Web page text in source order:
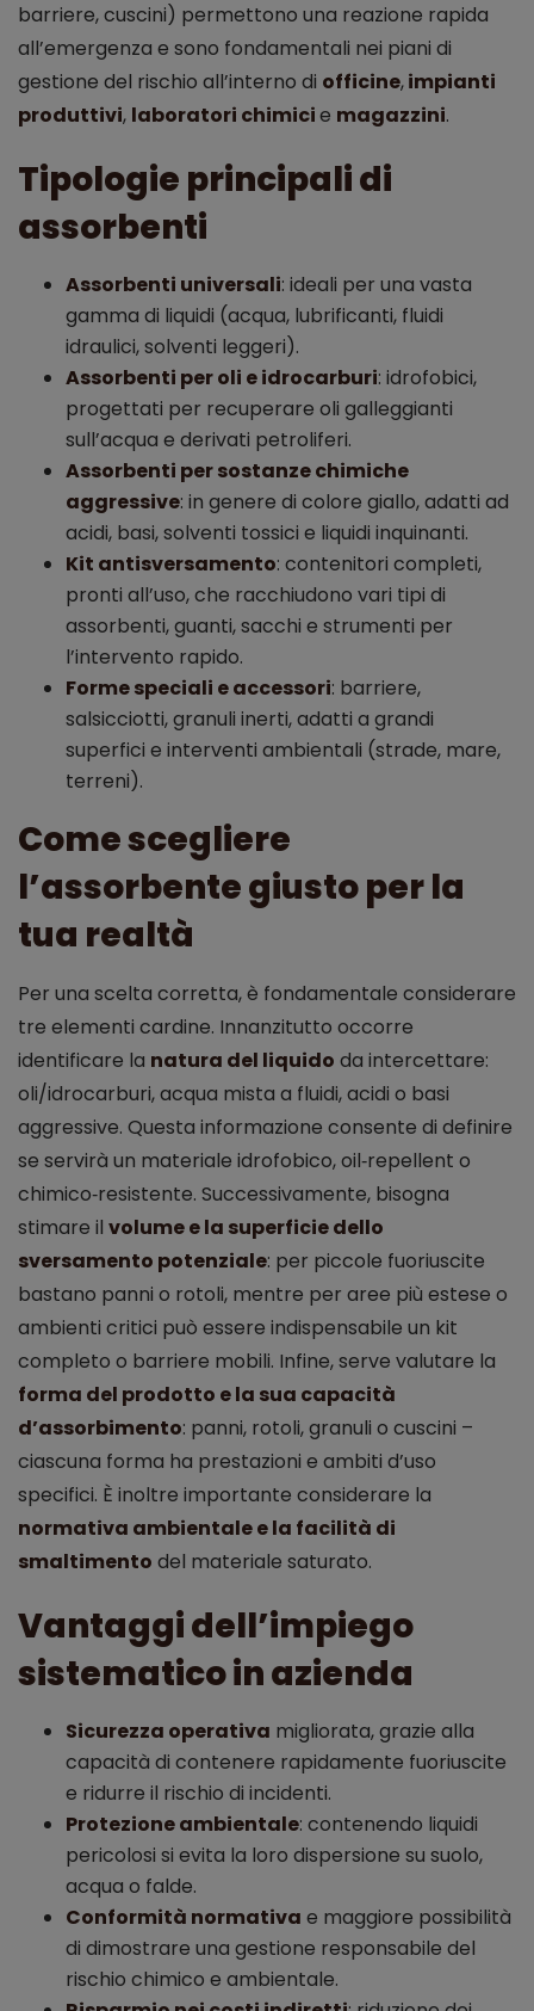
barriere, cuscini) permettono una reazione rapida
all’emergenza e sono fondamentali nei piani di
gestione del rischio all’interno di officine,impianti
produttivi, laboratori chimicie magazzini.
Tipologie principali di
assorbenti
Assorbenti universali: ideali per una vasta
gamma di liquidi (acqua, lubrificanti, fluidi
idraulici, solventi leggeri).
Assorbenti per oli e idrocarburi: idrofobici,
progettati per recuperare oli galleggianti
sull’acqua e derivati petroliferi.
Assorbenti per sostanze chimiche
aggressive: in genere di colore giallo, adatti ad
acidi, basi, solventi tossici e liquidi inquinanti.
Kit antisversamento: contenitori completi,
pronti all’uso, che racchiudono vari tipi di
assorbenti, guanti, sacchi e strumenti per
l’intervento rapido.
Forme speciali e accessori: barriere,
salsicciotti, granuli inerti, adatti a grandi
superfici e interventi ambientali (strade, mare,
terreni).
Come scegliere
l’assorbente giusto per la
tua realtà
Per una scelta corretta, è fondamentale considerare
tre elementi cardine. Innanzitutto occorre
identificare la natura del liquido da intercettare:
oli/idrocarburi, acqua mista a fluidi, acidi o basi
aggressive. Questa informazione consente di definire
se servirà un materiale idrofobico, oil‑repellent o
chimico‑resistente. Successivamente, bisogna
stimare il volume e la superficie dello
sversamento potenziale: per piccole fuoriuscite
bastano panni o rotoli, mentre per aree più estese o
ambienti critici può essere indispensabile un kit
completo o barriere mobili. Infine, serve valutare la
forma del prodotto e la sua capacità
d’assorbimento: panni, rotoli, granuli o cuscini –
ciascuna forma ha prestazioni e ambiti d’uso
specifici. È inoltre importante considerare la
normativa ambientale e la facilità di
smaltimento del materiale saturato.
Vantaggi dell’impiego
sistematico in azienda
Sicurezza operativa migliorata, grazie alla
capacità di contenere rapidamente fuoriuscite
e ridurre il rischio di incidenti.
Protezione ambientale: contenendo liquidi
pericolosi si evita la loro dispersione su suolo,
acqua o falde.
Conformità normativa e maggiore possibilità
di dimostrare una gestione responsabile del
rischio chimico e ambientale.